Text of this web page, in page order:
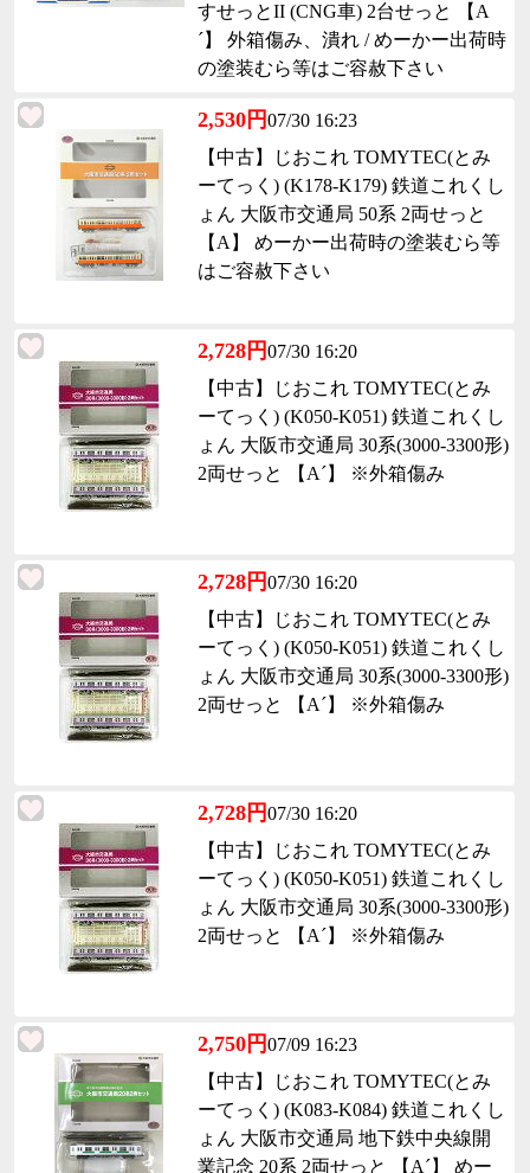
すせっとII (CNG車) 2台せっと 【A
´】 外箱傷み、潰れ / めーかー出荷時
の塗装むら等はご容赦下さい
2,530円07/30 16:23
【中古】じおこれ TOMYTEC(とみ
ーてっく) (K178-K179) 鉄道これくし
ょん 大阪市交通局 50系 2両せっと
【A】 めーかー出荷時の塗装むら等
はご容赦下さい
2,728円07/30 16:20
【中古】じおこれ TOMYTEC(とみ
ーてっく) (K050-K051) 鉄道これくし
ょん 大阪市交通局 30系(3000-3300形)
2両せっと 【A´】 ※外箱傷み
2,728円07/30 16:20
【中古】じおこれ TOMYTEC(とみ
ーてっく) (K050-K051) 鉄道これくし
ょん 大阪市交通局 30系(3000-3300形)
2両せっと 【A´】 ※外箱傷み
2,728円07/30 16:20
【中古】じおこれ TOMYTEC(とみ
ーてっく) (K050-K051) 鉄道これくし
ょん 大阪市交通局 30系(3000-3300形)
2両せっと 【A´】 ※外箱傷み
2,750円07/09 16:23
【中古】じおこれ TOMYTEC(とみ
ーてっく) (K083-K084) 鉄道これくし
ょん 大阪市交通局 地下鉄中央線開
業記念 20系 2両せっと 【A´】 めー